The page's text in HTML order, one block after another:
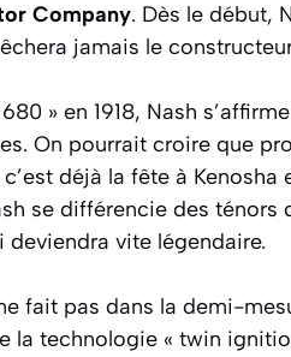
Company. Dès le début,
jamais le
» en 1918, Nash
On pourrait croire que
déjà la fête à
se différencie des ténors
vite légendaire.
fait pas dans la demi-
la technologie « twin